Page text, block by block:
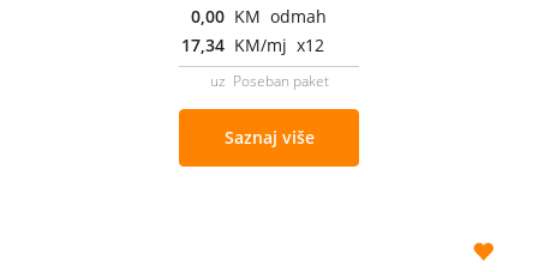
0,00 KM odmah
17,34 KM/mj x12
uz Poseban paket
Saznaj više